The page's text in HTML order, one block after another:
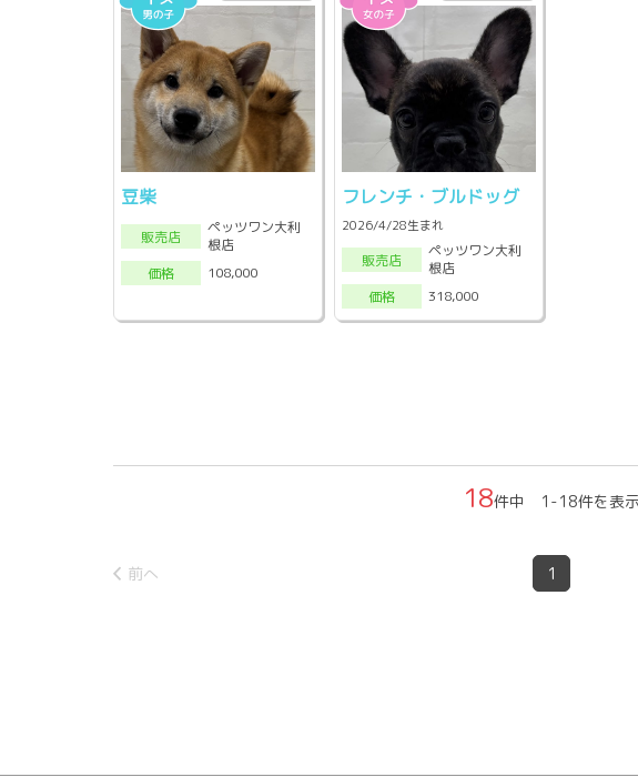
豆柴
販売店
ペッツワン大利
根店
価格
108,000
フレンチ・ブルドッグ
2026/4/28生まれ
販売店
ペッツワン大利
根店
価格
318,000
18件中 1-18件を表示
前へ 1